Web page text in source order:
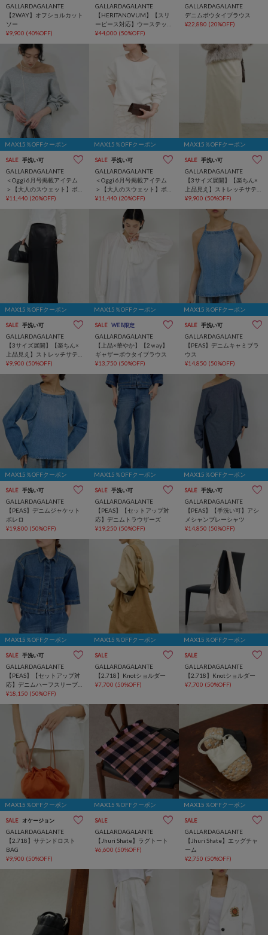
GALLARDAGALANTE
【2WAY】オフショルカット
ソー
¥9,900 (40%OFF)
GALLARDAGALANTE
【HERITANOVUM】【スリ
ーピース対応】ウーステッ
ドウールジャケット
¥44,000 (50%OFF)
GALLARDAGALANTE
デニムボウタイブラウス
¥22,880 (20%OFF)
MAX15％OFFクーポン
SALE 手洗い可
GALLARDAGALANTE
＜Oggi 6月号掲載アイテム
＞【大人のスウェット】ボ
ートネックスウェット
¥11,440 (20%OFF)
MAX15％OFFクーポン
SALE 手洗い可
GALLARDAGALANTE
＜Oggi 6月号掲載アイテム
＞【大人のスウェット】ボ
ートネックスウェット
¥11,440 (20%OFF)
MAX15％OFFクーポン
SALE 手洗い可
GALLARDAGALANTE
【3サイズ展開】【楽ちん×
上品見え】ストレッチサテ
ンタイトスカート
¥9,900 (50%OFF)
MAX15％OFFクーポン
SALE 手洗い可
GALLARDAGALANTE
【3サイズ展開】【楽ちん×
上品見え】ストレッチサテ
ンタイトスカート
¥9,900 (50%OFF)
MAX15％OFFクーポン
SALE WEB限定
GALLARDAGALANTE
【上品×華やか】【2ｗay】
ギャザーボウタイブラウス
¥13,750 (50%OFF)
MAX15％OFFクーポン
SALE 手洗い可
GALLARDAGALANTE
【PEAS】デニムキャミブラ
ウス
¥14,850 (50%OFF)
MAX15％OFFクーポン
SALE 手洗い可
GALLARDAGALANTE
【PEAS】デニムジャケット
ボレロ
¥19,800 (50%OFF)
MAX15％OFFクーポン
SALE 手洗い可
GALLARDAGALANTE
【PEAS】【セットアップ対
応】デニムトラウザーズ
¥19,250 (50%OFF)
MAX15％OFFクーポン
SALE 手洗い可
GALLARDAGALANTE
【PEAS】【手洗い可】アシ
メシャンブレーシャツ
¥14,850 (50%OFF)
MAX15％OFFクーポン
SALE 手洗い可
GALLARDAGALANTE
【PEAS】【セットアップ対
応】デニムハーフスリーブ
シャツ
¥18,150 (50%OFF)
MAX15％OFFクーポン
SALE
GALLARDAGALANTE
【2.718】Knotショルダー
¥7,700 (50%OFF)
MAX15％OFFクーポン
SALE
GALLARDAGALANTE
【2.718】Knotショルダー
¥7,700 (50%OFF)
MAX15％OFFクーポン
SALE オケージョン
GALLARDAGALANTE
【2.718】サテンドロスト
BAG
¥9,900 (50%OFF)
MAX15％OFFクーポン
SALE
GALLARDAGALANTE
【Jhuri Shate】ラグトート
¥6,600 (50%OFF)
MAX15％OFFクーポン
SALE
GALLARDAGALANTE
【Jhuri Shate】エッグチャ
ーム
¥2,750 (50%OFF)